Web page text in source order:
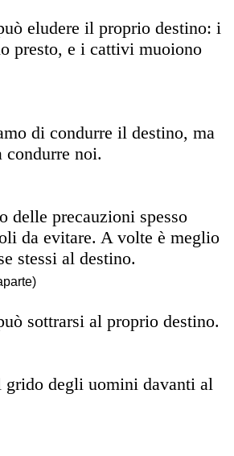
eludere il proprio destino: i
presto, e i cattivi muoiono
di condurre il destino, ma
condurre noi.
delle precauzioni spesso
da evitare. A volte è meglio
stessi al destino.
sottrarsi al proprio destino.
degli uomini davanti al